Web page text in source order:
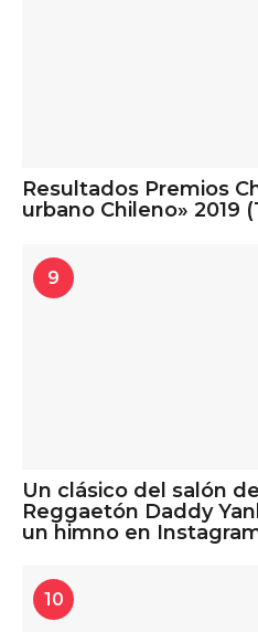
Resultados Premios
urbano Chileno» 2019
9
Un clásico del salón
Reggaetón Daddy
un himno en
10